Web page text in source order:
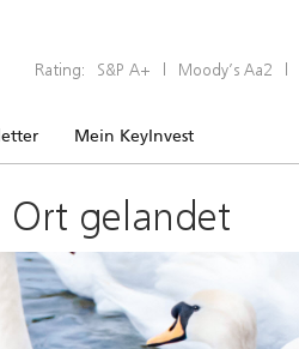
Rating: S&P A+ | Moody’s Aa2 |
Mein KeyInvest
Ort gelandet